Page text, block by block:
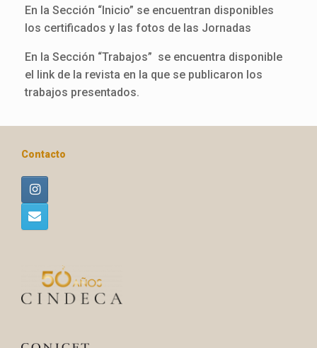
En la Sección “Inicio” se encuentran disponibles
los certificados y las fotos de las Jornadas
En la Sección “Trabajos” se encuentra disponible
el link de la revista en la que se publicaron los
trabajos presentados.
Contacto